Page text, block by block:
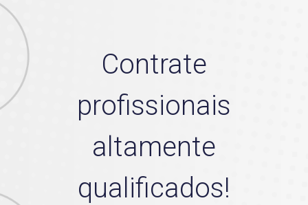
Contrate
profissionais
altamente
qualificados!